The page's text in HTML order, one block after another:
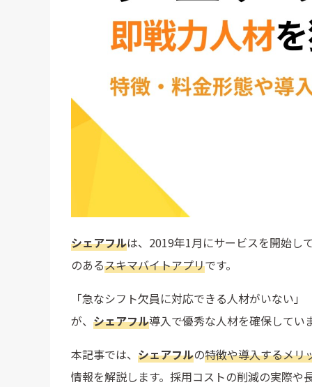
シェアフルは、2019年1月にサービスを開始し
のあるスキマバイトアプリです。
「急なシフト欠員に対応できる人材がいない
が、 シェアフル導入で優秀な人材を確保してい
本記事では、 シェアフルの特徴や導入するメリ
情報を解説します。採用コストの削減の実際